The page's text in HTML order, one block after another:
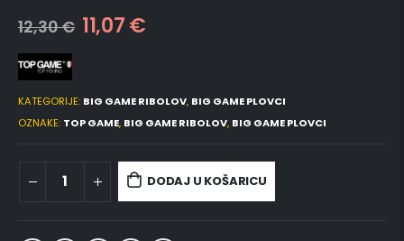
12,30€ 11,07€
KATEGORIJE: BIG GAME RIBOLOV, BIG GAME PLOVCI
OZNAKE: TOP GAME, BIG GAME RIBOLOV, BIG GAME PLOVCI
DODAJ U KOŠARICU